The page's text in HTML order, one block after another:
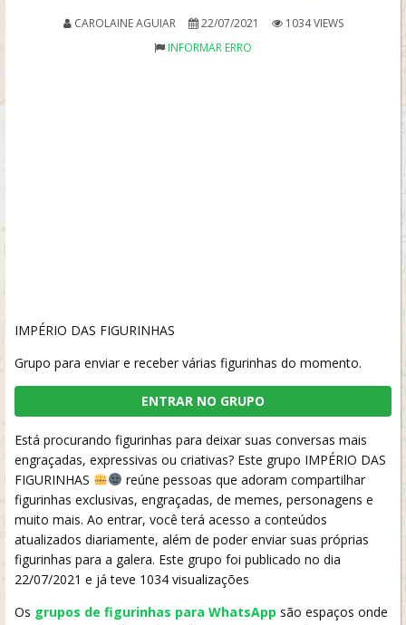
CAROLAINE AGUIAR 22/07/2021
1034 VIEWS
INFORMAR ERRO
IMPÉRIO DAS FIGURINHAS
Grupo para enviar e receber várias figurinhas do momento.
ENTRAR NO GRUPO
Está procurando figurinhas para deixar suas conversas mais
engraçadas, expressivas ou criativas? Este grupo IMPÉRIO DAS
FIGURINHAS
reúne pessoas que adoram compartilhar
figurinhas exclusivas, engraçadas, de memes, personagens e
muito mais. Ao entrar, você terá acesso a conteúdos
atualizados diariamente, além de poder enviar suas próprias
figurinhas para a galera. Este grupo foi publicado no dia
22/07/2021 e já teve 1034 visualizações
Os grupos de figurinhas para WhatsApp são espaços onde